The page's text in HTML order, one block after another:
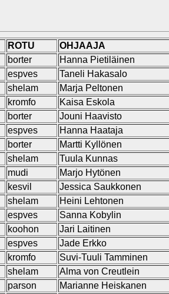
ROTU
OHJAAJA
borter
Hanna Pietiläinen
espves
Taneli Hakasalo
shelam
Marja Peltonen
kromfo
Kaisa Eskola
borter
Jouni Haavisto
espves
Hanna Haataja
borter
Martti Kyllönen
shelam
Tuula Kunnas
mudi
Marjo Hytönen
kesvil
Jessica Saukkonen
shelam
Heini Lehtonen
espves
Sanna Kobylin
koohon
Jari Laitinen
espves
Jade Erkko
kromfo
Suvi-Tuuli Tamminen
shelam
Alma von Creutlein
parson
Marianne Heiskanen